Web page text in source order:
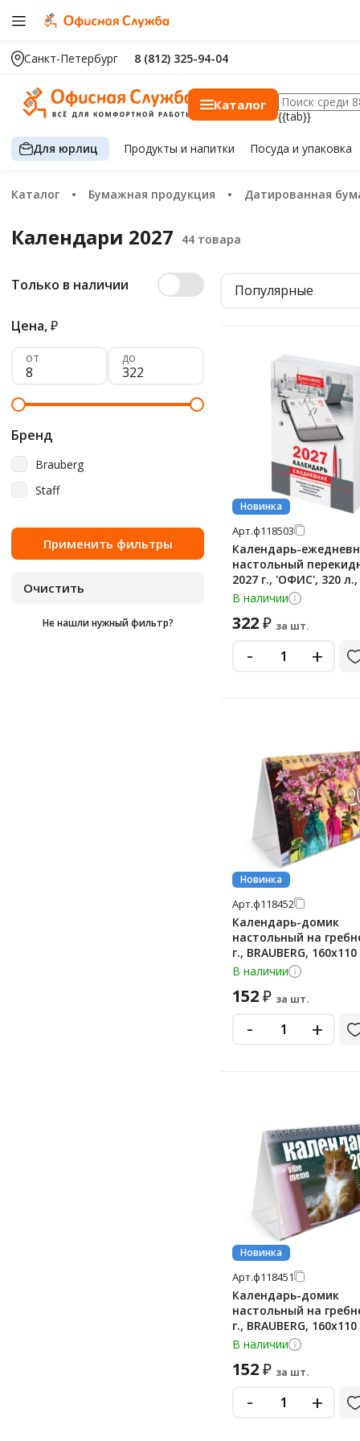
Санкт-Петербург 8 (812) 325-94-04
Каталог
{{tab}}
Для юрлиц Продуктыи напитки Посуда и упаковка
Каталог Бумажная продукция Датированная
Календари 2027
Только в наличии
Цена,₽
от до
Бренд
Brauberg
Staff
Не нашли нужный фильтр?
Популярные
Новинка
Арт.ф118503
Календарь-
настольный
2027 г., 'ОФИС', 320
офсет, 2 краски,
В наличии
322₽ за шт.
- +
Новинка
Арт.ф118452
Календарь-домик
настольный на
г., BRAUBERG,
листов, 'Живопись',
В наличии
152₽ за шт.
- +
Новинка
Арт.ф118451
Календарь-домик
настольный на
г., BRAUBERG,
листов, 'Vibe meme',
В наличии
152₽ за шт.
- +